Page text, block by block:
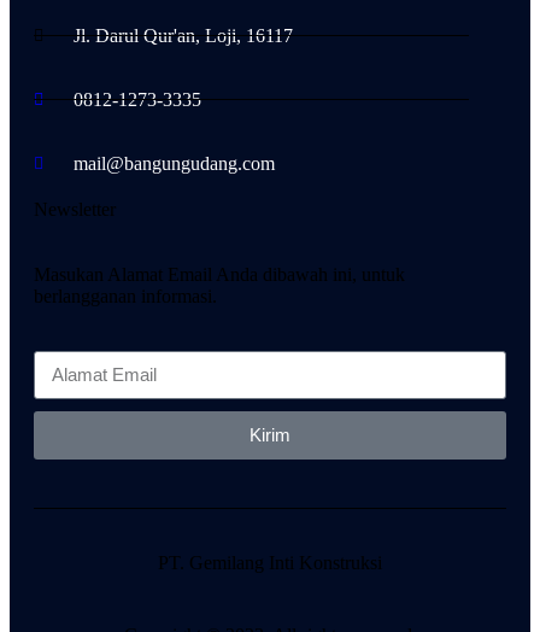
Jl. Darul Qur'an, Loji, 16117
0812-1273-3335
mail@bangungudang.com
Newsletter
Masukan Alamat Email Anda dibawah ini, untuk
berlangganan informasi.
Kirim
PT. Gemilang Inti Konstruksi